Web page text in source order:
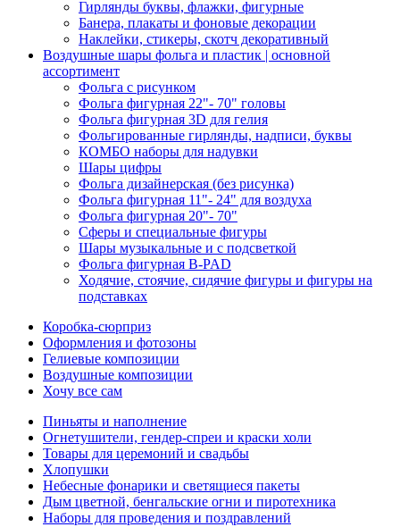
Гирлянды буквы, флажки, фигурные
Банера, плакаты и фоновые декорации
Наклейки, стикеры, скотч декоративный
Воздушные шары фольга и пластик | основной
ассортимент
Фольга с рисунком
Фольга фигурная 22"- 70" головы
Фольга фигурная 3D для гелия
Фольгированные гирлянды, надписи, буквы
КОМБО наборы для надувки
Шары цифры
Фольга дизайнерская (без рисунка)
Фольга фигурная 11"- 24" для воздуха
Фольга фигурная 20"- 70"
Сферы и специальные фигуры
Шары музыкальные и с подсветкой
Фольга фигурная B-PAD
Ходячие, стоячие, сидячие фигуры и фигуры на
подставках
Коробка-сюрприз
Оформления и фотозоны
Гелиевые композиции
Воздушные композиции
Хочу все сам
Пиньяты и наполнение
Огнетушители, гендер-спреи и краски холи
Товары для церемоний и свадьбы
Хлопушки
Небесные фонарики и светящиеся пакеты
Дым цветной, бенгальские огни и пиротехника
Наборы для проведения и поздравлений